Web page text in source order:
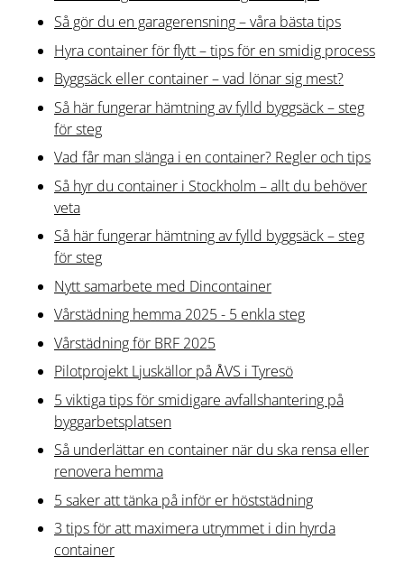
Så gör du en garagerensning – våra bästa tips
Hyra container för flytt – tips för en smidig process
Byggsäck eller container – vad lönar sig mest?
Så här fungerar hämtning av fylld byggsäck – steg
för steg
Vad får man slänga i en container? Regler och tips
Så hyr du container i Stockholm – allt du behöver
veta
Så här fungerar hämtning av fylld byggsäck – steg
för steg
Nytt samarbete med Dincontainer
Vårstädning hemma 2025 - 5 enkla steg
Vårstädning för BRF 2025
Pilotprojekt Ljuskällor på ÅVS i Tyresö
5 viktiga tips för smidigare avfallshantering på
byggarbetsplatsen
Så underlättar en container när du ska rensa eller
renovera hemma
5 saker att tänka på inför er höststädning
3 tips för att maximera utrymmet i din hyrda
container